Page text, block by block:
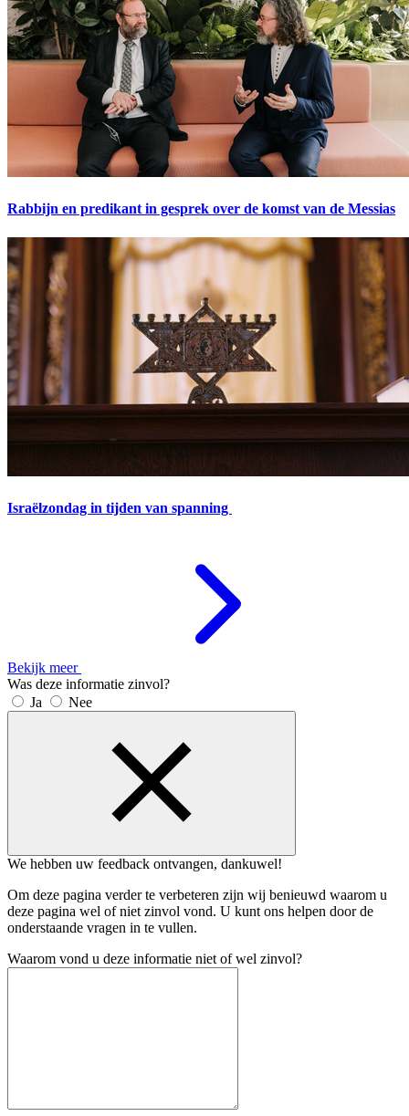
Rabbijn en predikant in gesprek over de komst van de Messias
Israëlzondag in tijden van spanning
Bekijk meer
Was deze informatie zinvol?
Ja
Nee
We hebben uw feedback ontvangen, dankuwel!
Om deze pagina verder te verbeteren zijn wij benieuwd waarom u
deze pagina wel of niet zinvol vond. U kunt ons helpen door de
onderstaande vragen in te vullen.
Waarom vond u deze informatie niet of wel zinvol?